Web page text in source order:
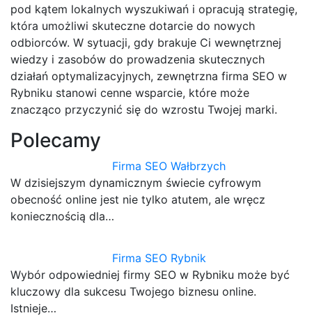
pod kątem lokalnych wyszukiwań i opracują strategię,
która umożliwi skuteczne dotarcie do nowych
odbiorców. W sytuacji, gdy brakuje Ci wewnętrznej
wiedzy i zasobów do prowadzenia skutecznych
działań optymalizacyjnych, zewnętrzna firma SEO w
Rybniku stanowi cenne wsparcie, które może
znacząco przyczynić się do wzrostu Twojej marki.
Polecamy
Firma SEO Wałbrzych
W dzisiejszym dynamicznym świecie cyfrowym
obecność online jest nie tylko atutem, ale wręcz
koniecznością dla…
Firma SEO Rybnik
Wybór odpowiedniej firmy SEO w Rybniku może być
kluczowy dla sukcesu Twojego biznesu online.
Istnieje…